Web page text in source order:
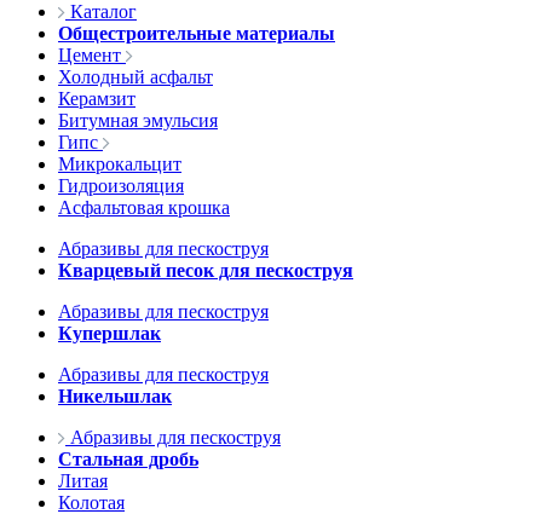
Каталог
Общестроительные материалы
Цемент
Холодный асфальт
Керамзит
Битумная эмульсия
Гипс
Микрокальцит
Гидроизоляция
Асфальтовая крошка
Абразивы для пескоструя
Кварцевый песок для пескоструя
Абразивы для пескоструя
Купершлак
Абразивы для пескоструя
Никельшлак
Абразивы для пескоструя
Стальная дробь
Литая
Колотая